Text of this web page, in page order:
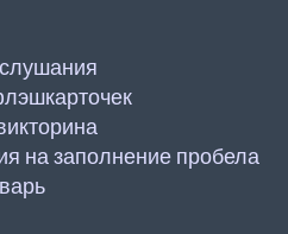
на заполнение пробела